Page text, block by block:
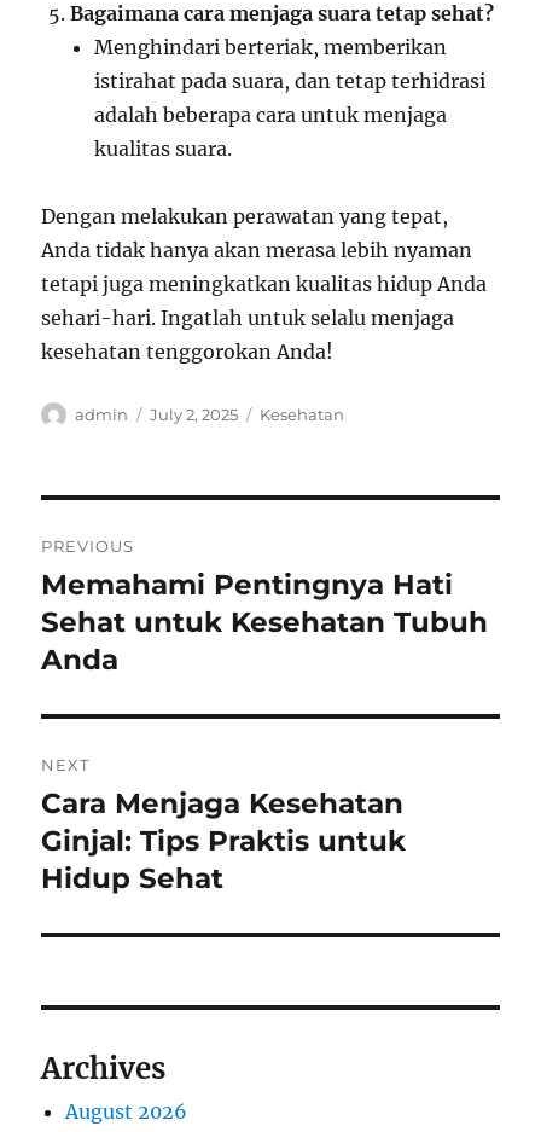
Bagaimana cara menjaga suara tetap sehat?
Menghindari berteriak, memberikan
istirahat pada suara, dan tetap terhidrasi
adalah beberapa cara untuk menjaga
kualitas suara.
Dengan melakukan perawatan yang tepat,
Anda tidak hanya akan merasa lebih nyaman
tetapi juga meningkatkan kualitas hidup Anda
sehari-hari. Ingatlah untuk selalu menjaga
kesehatan tenggorokan Anda!
Author
admin
Posted
July 2, 2025 Categories
Kesehatan
navigation
PREVIOUS
Previous
post:
Memahami Pentingnya Hati
Sehat untuk Kesehatan Tubuh
Anda
NEXT
Next
post:
Cara Menjaga Kesehatan
Ginjal: Tips Praktis untuk
Hidup Sehat
Archives
August 2026